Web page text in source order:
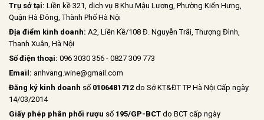
Trụ sở tại: Liền kề 321, dịch vụ 8 Khu Mậu Lương, Phường Kiến Hưng,
Quận Hà Đông, Thành Phố Hà Nội
Địa điểm kinh doanh: A2, Liền Kề/108 Đ. Nguyễn Trãi, Thượng Đình,
Thanh Xuân, Hà Nội
Số điện thoại: 096 3030 356 - 0827 309 773
Email: anhvang.wine@gmail.com
Đăng ký kinh doanh số 0106481712 do Sở KT&ĐT TP Hà Nội Cấp ngày
14/03/2014
Giấy phép phân phối rượu số 195/GP-BCT do BCT cấp ngày